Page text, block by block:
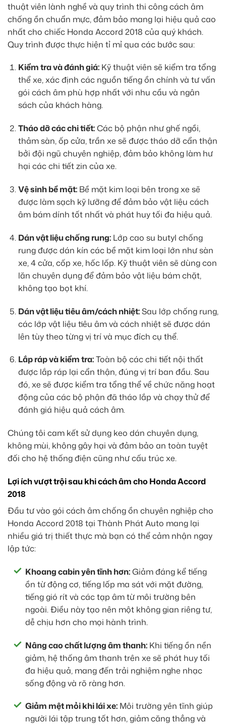
thuật viên lành nghề và quy trình thi công cách âm
chống ồn chuẩn mực, đảm bảo mang lại hiệu quả cao
nhất cho chiếc Honda Accord 2018 của quý khách.
Quy trình được thực hiện tỉ mỉ qua các bước sau:
Kiểm tra và đánh giá:Kỹ thuật viên sẽ kiểm tra tổng
thể xe, xác định các nguồn tiếng ồn chính và tư vấn
gói cách âm phù hợp nhất với nhu cầu và ngân
sách của khách hàng.
Tháo dỡ các chi tiết:Các bộ phận như ghế ngồi,
thảm sàn, ốp cửa, trần xe sẽ được tháo dỡ cẩn thận
bởi đội ngũ chuyên nghiệp, đảm bảo không làm hư
hại các chi tiết zin của xe.
Vệ sinh bề mặt:Bề mặt kim loại bên trong xe sẽ
được làm sạch kỹ lưỡng để đảm bảo vật liệu cách
âm bám dính tốt nhất và phát huy tối đa hiệu quả.
Dán vật liệu chống rung:Lớp cao su butyl chống
rung được dán kín các bề mặt kim loại lớn như sàn
xe, 4 cửa, cốp xe, hốc lốp. Kỹ thuật viên sẽ dùng con
lăn chuyên dụng để đảm bảo vật liệu bám chặt,
không tạo bọt khí.
Dán vật liệu tiêu âm/cách nhiệt:Sau lớp chống rung,
các lớp vật liệu tiêu âm và cách nhiệt sẽ được dán
lên tùy theo từng vị trí và mục đích cụ thể.
Lắp ráp và kiểm tra:Toàn bộ các chi tiết nội thất
được lắp ráp lại cẩn thận, đúng vị trí ban đầu. Sau
đó, xe sẽ được kiểm tra tổng thể về chức năng hoạt
động của các bộ phận đã tháo lắp và chạy thử để
đánh giá hiệu quả cách âm.
Chúng tôi cam kết sử dụng keo dán chuyên dụng,
không mùi, không gây hại và đảm bảo an toàn tuyệt
đối cho hệ thống điện cũng như cấu trúc xe.
Lợi ích vượt trội sau khi cách âm cho Honda Accord
2018
Đầu tư vào gói cách âm chống ồn chuyên nghiệp cho
Honda Accord 2018 tại Thành Phát Auto mang lại
nhiều giá trị thiết thực mà bạn có thể cảm nhận ngay
lập tức:
Khoang cabin yên tĩnh hơn:Giảm đáng kể tiếng
ồn từ động cơ, tiếng lốp ma sát với mặt đường,
tiếng gió rít và các tạp âm từ môi trường bên
ngoài. Điều này tạo nên một không gian riêng tư,
dễ chịu hơn cho mọi hành trình.
Nâng cao chất lượng âm thanh: Khi tiếng ồn nền
giảm, hệ thống âm thanh trên xe sẽ phát huy tối
đa hiệu quả, mang đến trải nghiệm nghe nhạc
sống động và rõ ràng hơn.
Giảm mệt mỏi khi lái xe: Môi trường yên tĩnh giúp
người lái tập trung tốt hơn, giảm căng thẳng và